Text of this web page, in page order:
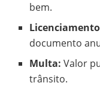
bem.
documento
Multa: Valor
trânsito.